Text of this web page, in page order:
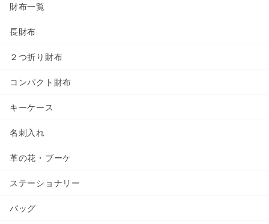
財布一覧
長財布
２つ折り財布
コンパクト財布
キーケース
名刺入れ
革の花・ブーケ
ステーショナリー
バッグ